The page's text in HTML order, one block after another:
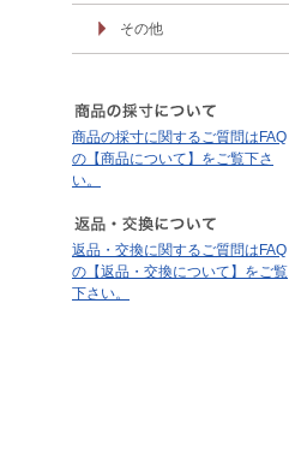
その他
商品の採寸に関するご質問はFAQ
の【商品について】をご覧下さ
い。
返品・交換に関するご質問はFAQ
の【返品・交換について】をご覧
下さい。